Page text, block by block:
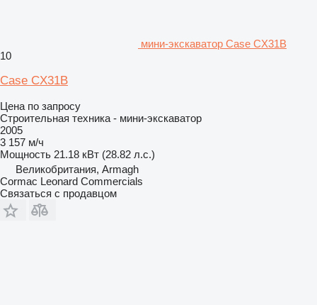
мини-экскаватор Case CX31B
10
Case CX31B
Цена по запросу
Строительная техника - мини-экскаватор
2005
3 157 м/ч
Мощность 21.18 кВт (28.82 л.с.)
Великобритания, Armagh
Cormac Leonard Commercials
Связаться с продавцом